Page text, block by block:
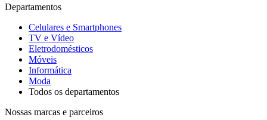
Departamentos
Celulares e Smartphones
TV e Vídeo
Eletrodomésticos
Móveis
Informática
Moda
Todos os departamentos
Nossas marcas e parceiros